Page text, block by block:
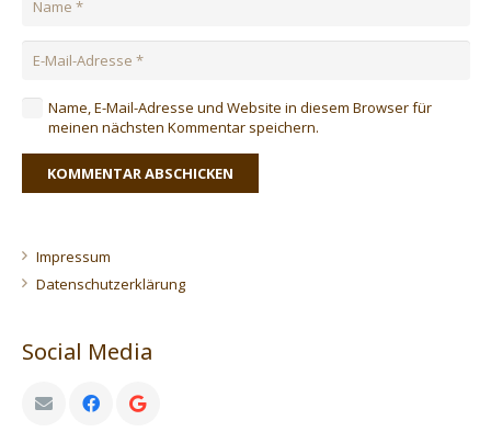
Name, E-Mail-Adresse und Website in diesem Browser für
meinen nächsten Kommentar speichern.
KOMMENTAR ABSCHICKEN
Impressum
Datenschutzerklärung
Social Media